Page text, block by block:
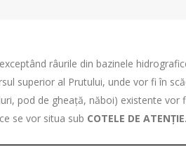
râurile din bazinele
superior al Prutului, unde vor fi în
pod de gheață, năboi) existente vor
se vor situa sub COTELE DE ATENȚIE.